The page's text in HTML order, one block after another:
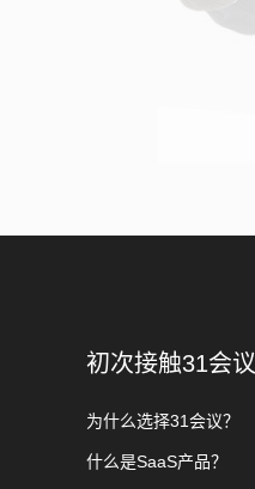
初次接触31会议
为什么选择31会议？
什么是SaaS产品？